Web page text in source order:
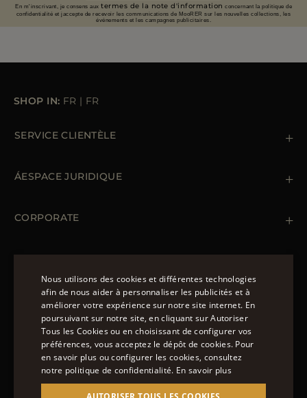
En m'inscrivant, je consens aux termes de la note d'information concernant la politique de
confidentialité et jaccepte de recevoir les communications de MooRER sur les nouvelles collections, les
événements et les campagnes publicitaires.
SHOP IN: FR | FR
SERVICE CLIENTÈLE
Commandes et paiements
ÁESPACE JURIDIQUE
Gestion des cookies
Déclaration d'accessibilité
CORPORATE
MANTEAUX
Doudoune Longue Homme
Manteaux Femme
Doudoune Hiver Homme
Blouson Femme Hiver
NOUS SUIVRE
© 2022 – MOORER S.P.A – VIA XXV APRILE, 90 37014
ENGLISH
ITALIAN
FRENCH
GERMAN
Nous utilisons des cookies et différentes technologies
afin de nous aider à personnaliser les publicités et à
améliorer votre expérience sur notre site internet. En
poursuivant sur notre site, en cliquant sur Autoriser
Tous les Cookies ou en choisissant de configurer vos
préférences, vous acceptez le dépôt de cookies. Pour
en savoir plus ou configurer les cookies, consultez
notre politique de confidentialité. En savoir plus